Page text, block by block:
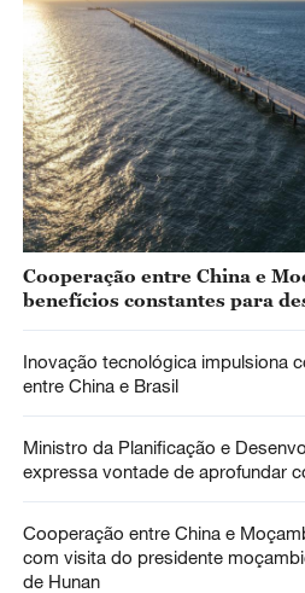
Cooperação entre China e
benefícios constantes para
Inovação tecnológica impulsiona
entre China e Brasil
Ministro da Planificação e
expressa vontade de aprofundar
Cooperação entre China e
com visita do presidente
de Hunan